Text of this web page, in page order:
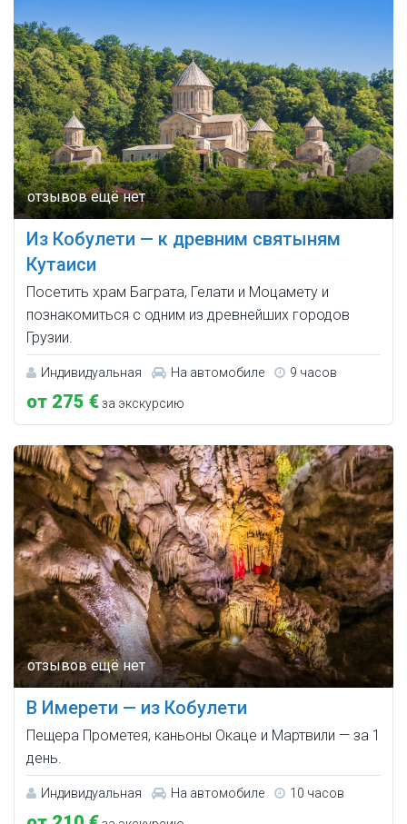
Из Кобулети — к древним святыням
Кутаиси
Посетить храм Баграта, Гелати и Моцамету и
познакомиться с одним из древнейших городов
Грузии.
Индивидуальная На автомобиле 9 часов
от 275 €за экскурсию
В Имерети — из Кобулети
Пещера Прометея, каньоны Окаце и Мартвили — за 1
день.
Индивидуальная На автомобиле 10 часов